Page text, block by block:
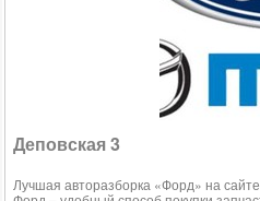
Деповская 3
Лучшая авторазборка «Форд» на сайте zelford-